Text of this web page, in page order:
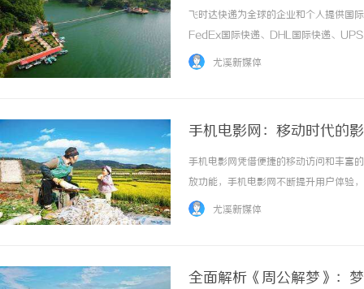
格_上飞时达快递官网
飞时达快递为全球的企业和个人提供国
FedEx国际快递、DHL国际快递、
务。多数跨境卖家同时运营亚马逊、
尤溪新媒体
手机电影网：移动时代的
手机电影网凭借便捷的移动访问和丰富
放功能，手机电影网不断提升用户体验
尤溪新媒体
全面解析《周公解梦》：